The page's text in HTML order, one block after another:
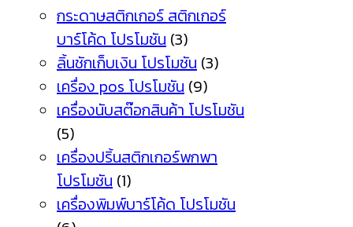
กระดาษสติกเกอร์ สติกเกอร์
บาร์โค้ด โปรโมชัน (3)
ลิ้นชักเก็บเงิน โปรโมชัน (3)
เครื่อง pos โปรโมชัน (9)
เครื่องนับสต๊อกสินค้า โปรโมชัน
(5)
เครื่องปริ้นสติกเกอร์พกพา
โปรโมชัน (1)
เครื่องพิมพ์บาร์โค้ด โปรโมชัน